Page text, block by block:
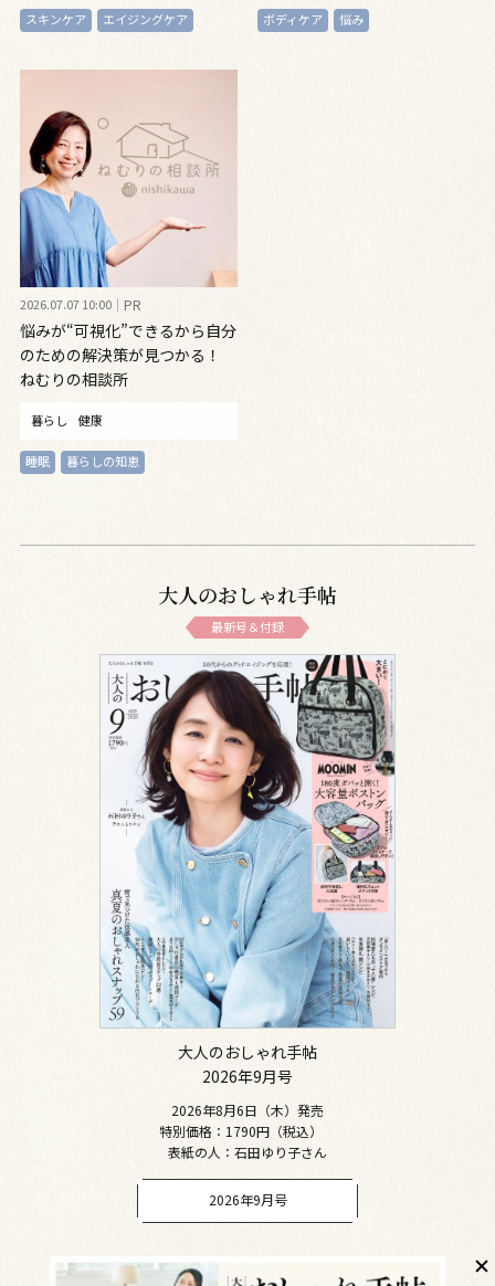
スキンケア エイジングケア ボディケア 悩み
2026.07.07 10:00 PR
悩みが“可視化”できるから自分
のための解決策が見つかる！
ねむりの相談所
暮らし 健康
睡眠 暮らしの知恵
大人のおしゃれ手帖
最新号＆付録
大人のおしゃれ手帖
2026年9月号
2026年8月6日（木）発売
特別価格：1790円（税込）
表紙の人：石田ゆり子さん
2026年9月号